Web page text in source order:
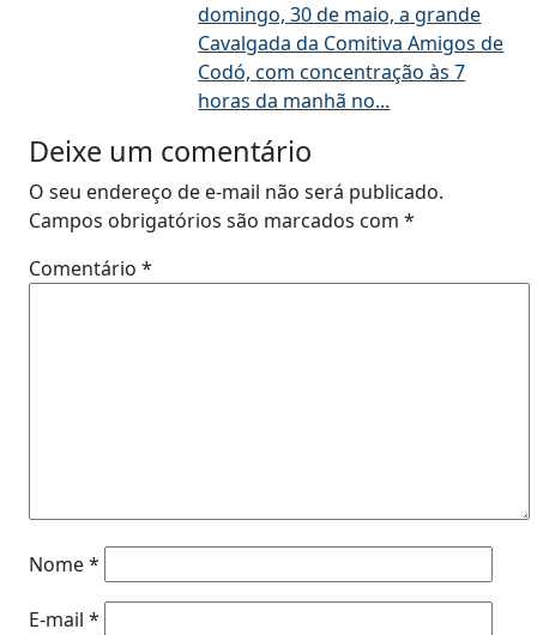
domingo, 30 de maio, a grande
Cavalgada da Comitiva Amigos de
Codó, com concentração às 7
horas da manhã no...
Deixe um comentário
O seu endereço de e-mail não será publicado.
Campos obrigatórios são marcados com *
Comentário *
Nome*
E-mail *